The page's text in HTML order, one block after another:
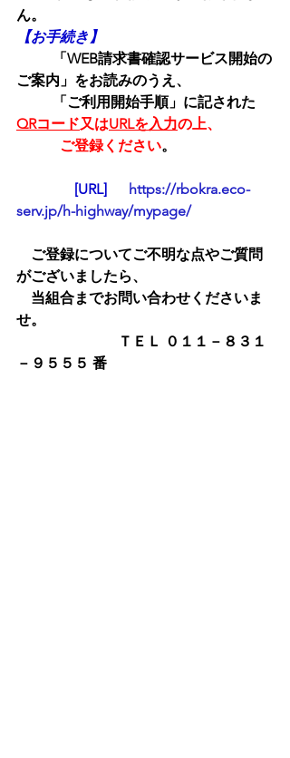
ん。
【お手続き】
「WEB請求書確認サービス開始の
ご案内」をお読みのうえ、
          「ご利用開始手順」に記された
QRコード又はURLを入力の上、
            ご登録ください
。
                [URL]
https://rbokra.eco-
serv.jp/h-highway/mypage/
ご登録についてご不明な点やご質問
がございましたら、
当組合までお問い合わせくださいま
せ。
ＴＥＬ ０１１－８３１
－９５５５ 番